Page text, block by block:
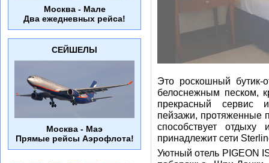
Это роскошный бутик-
белоснежным песком,
прекрасный сервис
пейзажи, протяженные
способствует отдыху
принадлежит сети
Уютный отель PIGEON
Москва - Мале
Два ежедневных рейса!
СЕЙШЕЛЫ
Москва - Маэ
Прямые рейсы Аэрофлота!